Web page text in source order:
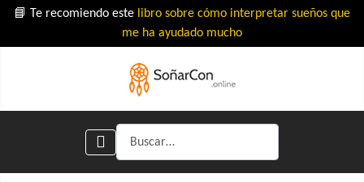
📘 Te recomiendo este libro sobre cómo interpretar sueños que
me ha ayudado mucho
Buscar